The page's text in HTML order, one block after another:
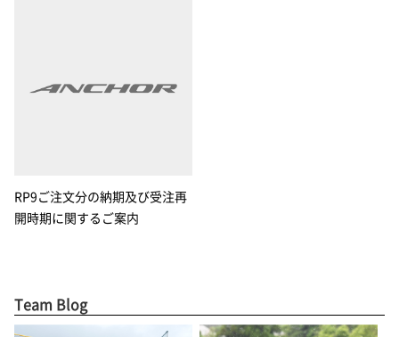
RP9ご注文分の納期及び受注再
開時期に関するご案内
Team Blog